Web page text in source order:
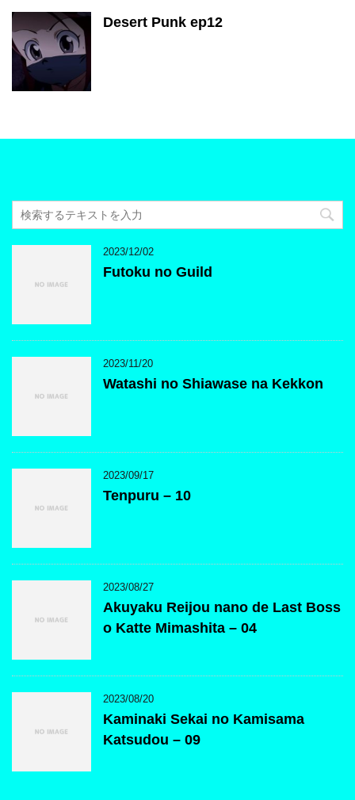
Desert Punk ep12
2023/12/02
Futoku no Guild
2023/11/20
Watashi no Shiawase na Kekkon
2023/09/17
Tenpuru – 10
2023/08/27
Akuyaku Reijou nano de Last Boss
o Katte Mimashita – 04
2023/08/20
Kaminaki Sekai no Kamisama
Katsudou – 09